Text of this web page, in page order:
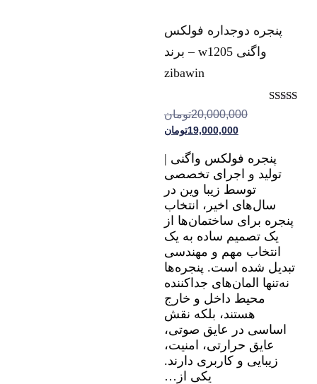
پنجره دوجداره فولکس
واگنی w1205 – برند
zibawin
نمره
5.00
20,000,000تومان
19,000,000تومان
پنجره فولکس واگنی |
تولید و اجرای تخصصی
توسط زیبا وین در
سال‌های اخیر، انتخاب
پنجره برای ساختمان‌ها از
یک تصمیم ساده به یک
انتخاب مهم و مهندسی
تبدیل شده است. پنجره‌ها
نه‌تنها المان‌های جداکننده
محیط داخل و خارج
هستند، بلکه نقش
اساسی در عایق صوتی،
عایق حرارتی، امنیت،
زیبایی و کاربری دارند.
یکی از…